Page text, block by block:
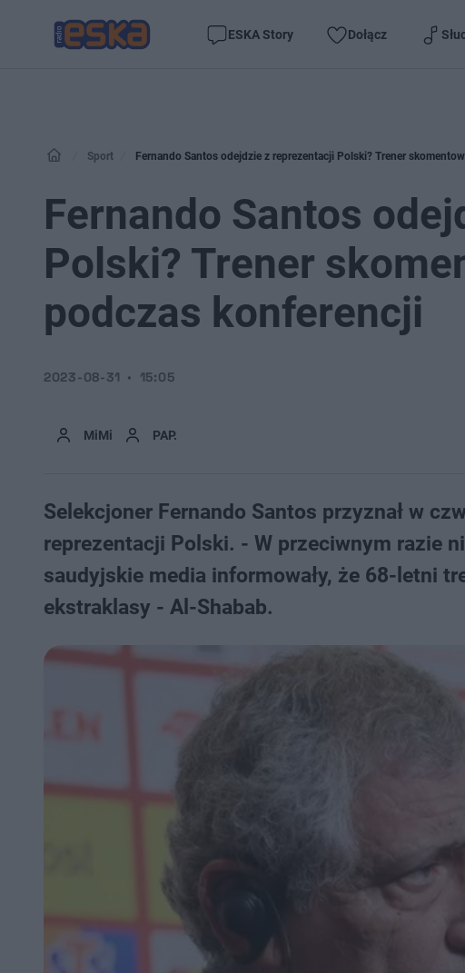
ESKA Story Dołącz
Sport Fernando Santos odejdzie z reprezentacji Polski? Trener
Fernando Santos
Polski? Trener
podczas konferencji
MiMi PAP.
2023-08-31 15:05
Selekcjoner Fernando Santos przyznał w
reprezentacji Polski. - W przeciwnym razie
saudyjskie media informowały, że 68-letni
ekstraklasy - Al-Shabab.